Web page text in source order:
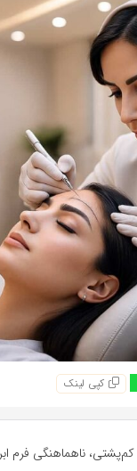
کپی لینک
ناهماهنگی فرم